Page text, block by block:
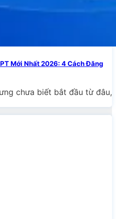
Mới Nhất 2026: 4 Cách Đăng
chưa biết bắt đầu từ đâu,